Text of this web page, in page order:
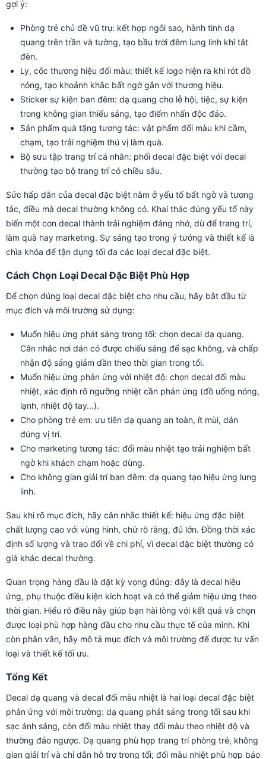
gợi ý:
Phòng trẻ chủ đề vũ trụ: kết hợp ngôi sao, hành tinh dạ
quang trên trần và tường, tạo bầu trời đêm lung linh khi tắt
đèn.
Ly, cốc thương hiệu đổi màu: thiết kế logo hiện ra khi rót đồ
nóng, tạo khoảnh khắc bất ngờ gắn với thương hiệu.
Sticker sự kiện ban đêm: dạ quang cho lễ hội, tiệc, sự kiện
trong không gian thiếu sáng, tạo điểm nhấn độc đáo.
Sản phẩm quà tặng tương tác: vật phẩm đổi màu khi cầm,
chạm, tạo trải nghiệm thú vị làm quà.
Bộ sưu tập trang trí cá nhân: phối decal đặc biệt với decal
thường tạo bộ trang trí có chiều sâu.
Sức hấp dẫn của decal đặc biệt nằm ở yếu tố bất ngờ và tương
tác, điều mà decal thường không có. Khai thác đúng yếu tố này
biến một con decal thành trải nghiệm đáng nhớ, dù để trang trí,
làm quà hay marketing. Sự sáng tạo trong ý tưởng và thiết kế là
chìa khóa để tận dụng tối đa các loại decal đặc biệt.
Cách Chọn Loại Decal Đặc Biệt Phù Hợp
Để chọn đúng loại decal đặc biệt cho nhu cầu, hãy bắt đầu từ
mục đích và môi trường sử dụng:
Muốn hiệu ứng phát sáng trong tối: chọn decal dạ quang.
Cân nhắc nơi dán có được chiếu sáng để sạc không, và chấp
nhận độ sáng giảm dần theo thời gian trong tối.
Muốn hiệu ứng phản ứng với nhiệt độ: chọn decal đổi màu
nhiệt, xác định rõ ngưỡng nhiệt cần phản ứng (đồ uống nóng,
lạnh, nhiệt độ tay…).
Cho phòng trẻ em: ưu tiên dạ quang an toàn, ít mùi, dán
đúng vị trí.
Cho marketing tương tác: đổi màu nhiệt tạo trải nghiệm bất
ngờ khi khách chạm hoặc dùng.
Cho không gian giải trí ban đêm: dạ quang tạo hiệu ứng lung
linh.
Sau khi rõ mục đích, hãy cân nhắc thiết kế: hiệu ứng đặc biệt
chất lượng cao với vùng hình, chữ rõ ràng, đủ lớn. Đồng thời xác
định số lượng và trao đổi về chi phí, vì decal đặc biệt thường có
giá khác decal thường.
Quan trọng hàng đầu là đặt kỳ vọng đúng: đây là decal hiệu
ứng, phụ thuộc điều kiện kích hoạt và có thể giảm hiệu ứng theo
thời gian. Hiểu rõ điều này giúp bạn hài lòng với kết quả và chọn
được loại phù hợp hàng đầu cho nhu cầu thực tế của mình. Khi
còn phân vân, hãy mô tả mục đích và môi trường để được tư vấn
loại và thiết kế tối ưu.
Tổng Kết
Decal dạ quang và decal đổi màu nhiệt là hai loại decal đặc biệt
phản ứng với môi trường: dạ quang phát sáng trong tối sau khi
sạc ánh sáng, còn đổi màu nhiệt thay đổi màu theo nhiệt độ và
thường đảo ngược. Dạ quang phù hợp trang trí phòng trẻ, không
gian giải trí và chỉ dẫn hỗ trợ trong tối; đổi màu nhiệt phù hợp báo